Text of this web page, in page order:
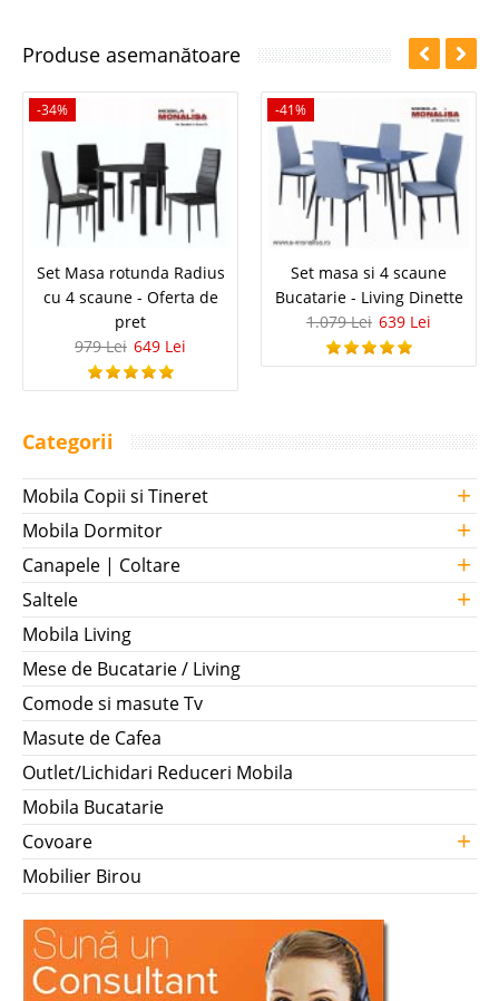
Produse asemanătoare
-34%
Set Masa rotunda Radius
cu 4 scaune - Oferta de
pret
979 Lei 649 Lei
-41%
Set masa si 4 scaune
Bucatarie - Living Dinette
1.079 Lei 639 Lei
Categorii
Mobila Copii si Tineret +
Mobila Dormitor +
Canapele | Coltare +
Saltele +
Mobila Living
Mese de Bucatarie / Living
Comode si masute Tv
Masute de Cafea
Outlet/Lichidari Reduceri Mobila
Mobila Bucatarie
Covoare
+
Mobilier Birou